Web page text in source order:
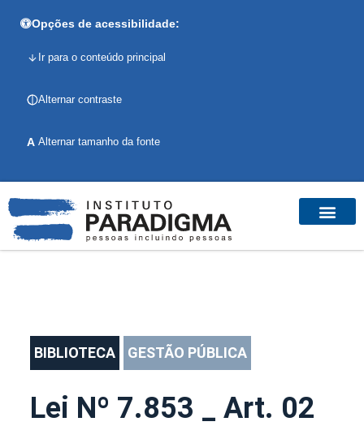
Opções de acessibilidade:
Ir para o conteúdo principal
Alternar contraste
A Alternar tamanho da fonte
BIBLIOTECA GESTÃO PÚBLICA
Lei Nº 7.853 _ Art. 02